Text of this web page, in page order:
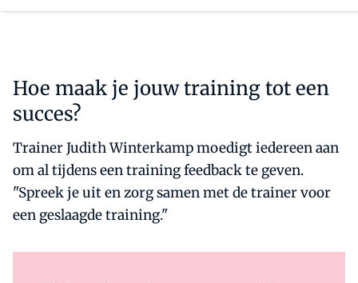
Hoe maak je jouw training tot een
succes?
Trainer Judith Winterkamp moedigt iedereen aan
om al tijdens een training feedback te geven.
"Spreek je uit en zorg samen met de trainer voor
een geslaagde training."